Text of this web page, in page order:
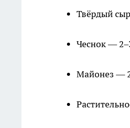
Твёрдый
Чеснок —
Майонез —